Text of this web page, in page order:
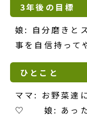
3年後の目標
娘: 自分磨きと
事を自信持って
ひとこと
ママ: お野菜達
♡ 娘: あった